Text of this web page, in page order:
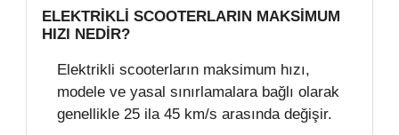
ELEKTRIKLI SCOOTERLARIN MAKSIMUM
HIZI NEDIR?
Elektrikli scooterların maksimum hızı,
modele ve yasal sınırlamalara bağlı olarak
genellikle 25 ila 45 km/s arasında değişir.